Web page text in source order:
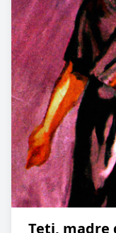
Teti, madre